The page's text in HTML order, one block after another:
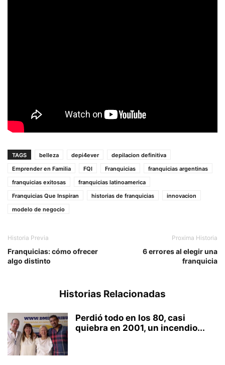
TAGS belleza depi4ever
depilacion definitiva
Emprender en Familia
FQI Franquicias
franquicias argentinas
franquicias exitosas
franquicias latinoamerica
Franquicias Que Inspiran
historias de franquicias
innovacion
modelo de negocio
Historia Previa
Franquicias: cómo ofrecer
algo distinto
Proxima Historia
6 errores al elegir una
franquicia
Historias Relacionadas
Perdió todo en los 80, casi
quiebra en 2001, un incendio...